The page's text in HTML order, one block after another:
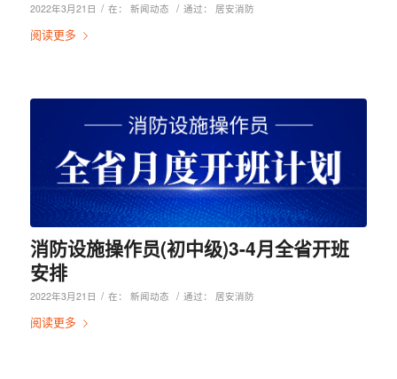
2022年3月21日 / 在： 新闻动态 / 通过： 居安消防
阅读更多
消防设施操作员(初中级)3-4月全省开班
安排
2022年3月21日 / 在： 新闻动态 / 通过： 居安消防
阅读更多